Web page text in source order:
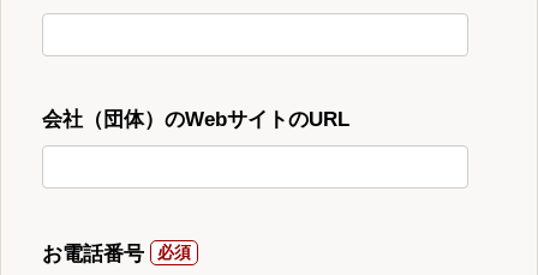
会社（団体）のWebサイトのURL
お電話番号